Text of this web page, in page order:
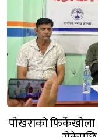
पोखराको